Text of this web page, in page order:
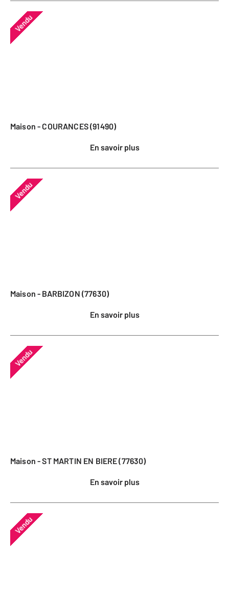
Vendu
Maison - COURANCES (91490)
En savoir plus
Vendu
Maison - BARBIZON (77630)
En savoir plus
Vendu
Maison - ST MARTIN EN BIERE (77630)
En savoir plus
Vendu